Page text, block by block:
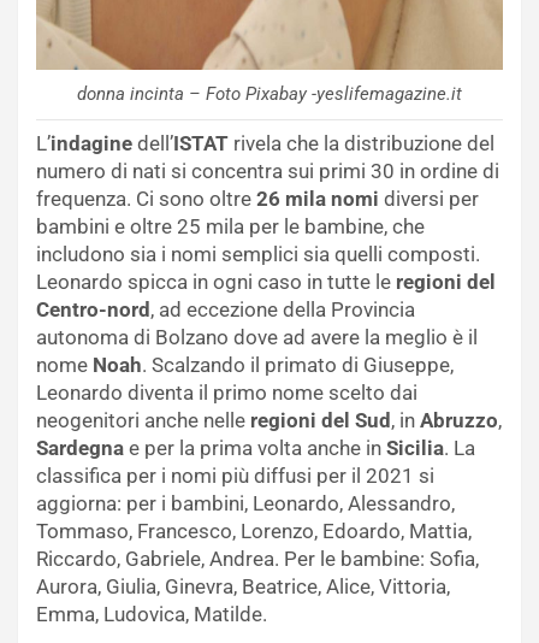
donna incinta – Foto Pixabay -yeslifemagazine.it
L’indagine dell’ISTAT rivela che la distribuzione del
numero di nati si concentra sui primi 30 in ordine di
frequenza. Ci sono oltre 26 mila nomi diversi per
bambini e oltre 25 mila per le bambine, che
includono sia i nomi semplici sia quelli composti.
Leonardo spicca in ogni caso in tutte le regioni del
Centro-nord , ad eccezione della Provincia
autonoma di Bolzano dove ad avere la meglio è il
nome Noah. Scalzando il primato di Giuseppe,
Leonardo diventa il primo nome scelto dai
neogenitori anche nelle regioni del Sud , in Abruzzo,
Sardegna e per la prima volta anche in Sicilia. La
classifica per i nomi più diffusi per il 2021 si
aggiorna: per i bambini, Leonardo, Alessandro,
Tommaso, Francesco, Lorenzo, Edoardo, Mattia,
Riccardo, Gabriele, Andrea. Per le bambine: Sofia,
Aurora, Giulia, Ginevra, Beatrice, Alice, Vittoria,
Emma, Ludovica, Matilde.